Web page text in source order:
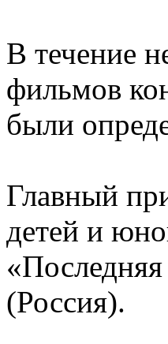
В течение
фильмов
были
Главный
детей и
(Россия).